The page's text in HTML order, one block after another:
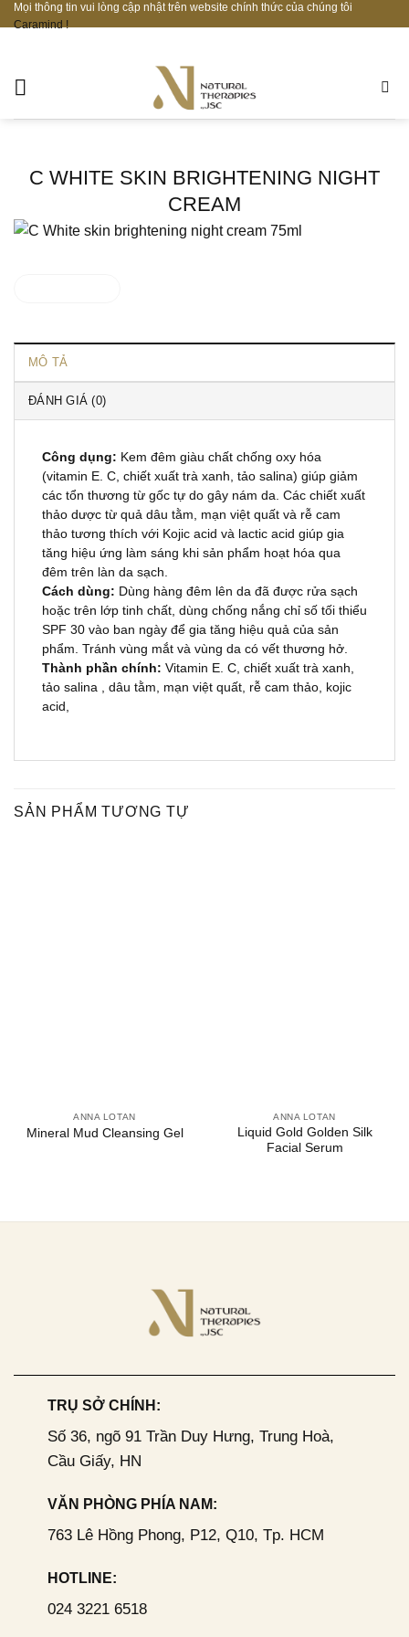
Bỏ
qua
dung
Mọi thông tin vui lòng cập nhật trên website chính thức của chúng tôi
Caramind !
C WHITE SKIN BRIGHTENING NIGHT
CREAM
MÔ TẢ
ĐÁNH GIÁ (0)
Công dụng: Kem đêm giàu chất chống oxy hóa
(vitamin E. C, chiết xuất trà xanh, tảo salina) giúp giảm
các tổn thương từ gốc tự do gây nám da. Các chiết xuất
thảo dược từ quả dâu tằm, mạn việt quất và rễ cam
thảo tương thích với Kojic acid và lactic acid giúp gia
tăng hiệu ứng làm sáng khi sản phẩm hoạt hóa qua
đêm trên làn da sạch.
Cách dùng: Dùng hàng đêm lên da đã được rửa sạch
hoặc trên lớp tinh chất, dùng chống nắng chỉ số tối thiểu
SPF 30 vào ban ngày để gia tăng hiệu quả của sản
phẩm. Tránh vùng mắt và vùng da có vết thương hở.
Thành phần chính: Vitamin E. C, chiết xuất trà xanh,
tảo salina , dâu tằm, mạn việt quất, rễ cam thảo, kojic
acid,
SẢN PHẨM TƯƠNG TỰ
ANNA LOTAN
Mineral Mud Cleansing Gel
ANNA LOTAN
Liquid Gold Golden Silk
Facial Serum
TRỤ SỞ CHÍNH:
Số 36, ngõ 91 Trần Duy Hưng, Trung Hoà,
Cầu Giấy, HN
VĂN PHÒNG PHÍA NAM:
763 Lê Hồng Phong, P12, Q10, Tp. HCM
HOTLINE:
024 3221 6518